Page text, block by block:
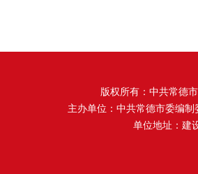
版权所有：中共常德
主办单位：中共常德市委编
单位地址：建